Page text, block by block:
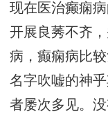
现在医治癫痫
开展良莠不齐
病，癫痫病比
名字吹嘘的神
者屡次多见。